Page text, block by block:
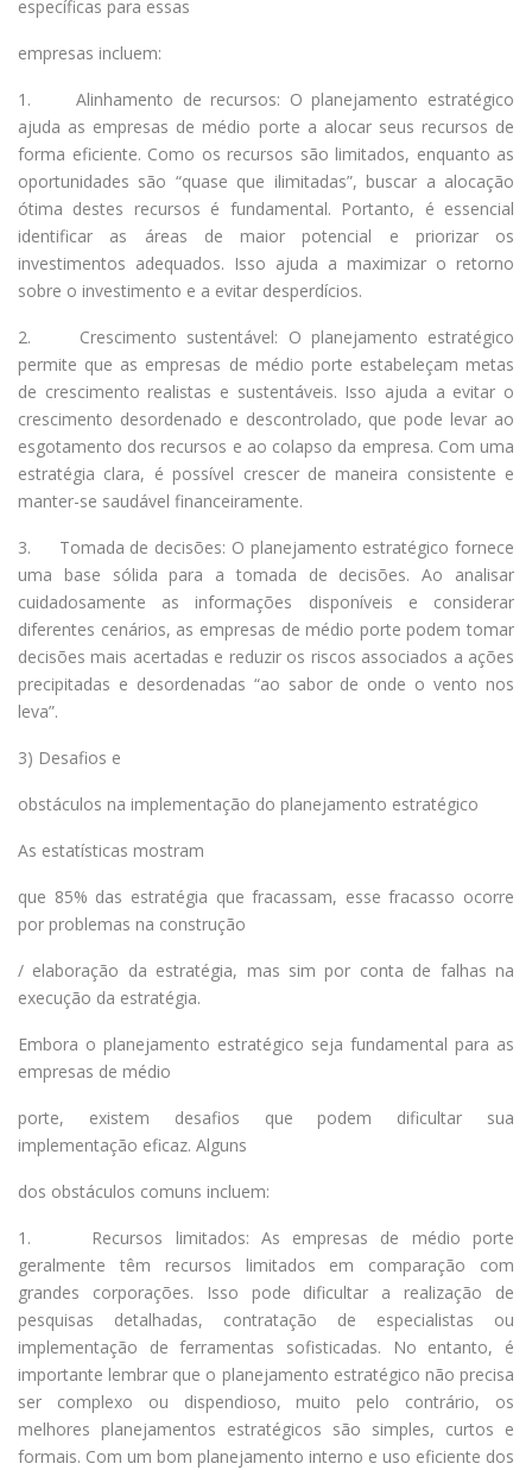
específicas para essas
empresas incluem:
1. Alinhamento de recursos: O planejamento estratégico
ajuda as empresas de médio porte a alocar seus recursos de
forma eficiente. Como os recursos são limitados, enquanto as
oportunidades são “quase que ilimitadas”, buscar a alocação
ótima destes recursos é fundamental. Portanto, é essencial
identificar as áreas de maior potencial e priorizar os
investimentos adequados. Isso ajuda a maximizar o retorno
sobre o investimento e a evitar desperdícios.
2. Crescimento sustentável: O planejamento estratégico
permite que as empresas de médio porte estabeleçam metas
de crescimento realistas e sustentáveis. Isso ajuda a evitar o
crescimento desordenado e descontrolado, que pode levar ao
esgotamento dos recursos e ao colapso da empresa. Com uma
estratégia clara, é possível crescer de maneira consistente e
manter-se saudável financeiramente.
3. Tomada de decisões: O planejamento estratégico fornece
uma base sólida para a tomada de decisões. Ao analisar
cuidadosamente as informações disponíveis e considerar
diferentes cenários, as empresas de médio porte podem tomar
decisões mais acertadas e reduzir os riscos associados a ações
precipitadas e desordenadas “ao sabor de onde o vento nos
leva”.
3) Desafios e
obstáculos na implementação do planejamento estratégico
As estatísticas mostram
que 85% das estratégia que fracassam, esse fracasso ocorre
por problemas na construção
/ elaboração da estratégia, mas sim por conta de falhas na
execução da estratégia.
Embora o planejamento estratégico seja fundamental para as
empresas de médio
porte, existem desafios que podem dificultar sua
implementação eficaz. Alguns
dos obstáculos comuns incluem:
1. Recursos limitados: As empresas de médio porte
geralmente têm recursos limitados em comparação com
grandes corporações. Isso pode dificultar a realização de
pesquisas detalhadas, contratação de especialistas ou
implementação de ferramentas sofisticadas. No entanto, é
importante lembrar que o planejamento estratégico não precisa
ser complexo ou dispendioso, muito pelo contrário, os
melhores planejamentos estratégicos são simples, curtos e
formais. Com um bom planejamento interno e uso eficiente dos